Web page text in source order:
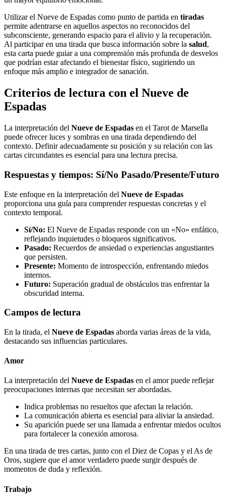
Utilizar el Nueve de Espadas como punto de partida en tiradas
permite adentrarse en aquellos aspectos no reconocidos del
subconsciente, generando espacio para el alivio y la recuperación.
Al participar en una tirada que busca información sobre la salud,
esta carta puede guiar a una comprensión más profunda de desvelos
que podrían estar afectando el bienestar físico, sugiriendo un
enfoque más amplio e integrador de sanación.
Criterios de lectura con el Nueve de
Espadas
La interpretación del Nueve de Espadas en el Tarot de Marsella
puede ofrecer luces y sombras en una tirada dependiendo del
contexto. Definir adecuadamente su posición y su relación con las
cartas circundantes es esencial para una lectura precisa.
Respuestas y tiempos: Sí/No Pasado/Presente/Futuro
Este enfoque en la interpretación del Nueve de Espadas
proporciona una guía para comprender respuestas concretas y el
contexto temporal.
Sí/No: El Nueve de Espadas responde con un «No» enfático,
reflejando inquietudes o bloqueos significativos.
Pasado: Recuerdos de ansiedad o experiencias angustiantes
que persisten.
Presente: Momento de introspección, enfrentando miedos
internos.
Futuro: Superación gradual de obstáculos tras enfrentar la
obscuridad interna.
Campos de lectura
En la tirada, el Nueve de Espadas aborda varias áreas de la vida,
destacando sus influencias particulares.
Amor
La interpretación del Nueve de Espadas en el amor puede reflejar
preocupaciones internas que necesitan ser abordadas.
Indica problemas no resueltos que afectan la relación.
La comunicación abierta es esencial para aliviar la ansiedad.
Su aparición puede ser una llamada a enfrentar miedos ocultos
para fortalecer la conexión amorosa.
En una tirada de tres cartas, junto con el Diez de Copas y el As de
Oros, sugiere que el amor verdadero puede surgir después de
momentos de duda y reflexión.
Trabajo